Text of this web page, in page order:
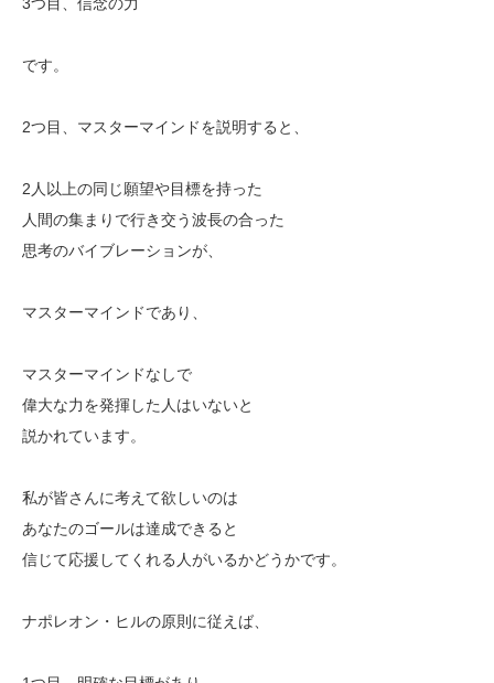
です。
2つ目、マスターマインドを説明すると、
2人以上の同じ願望や目標を持った
人間の集まりで行き交う波長の合った
思考のバイブレーションが、
マスターマインドであり、
マスターマインドなしで
偉大な力を発揮した人はいないと
説かれています。
私が皆さんに考えて欲しいのは
あなたのゴールは達成できると
信じて応援してくれる人がいるかどうかです。
ナポレオン・ヒルの原則に従えば、